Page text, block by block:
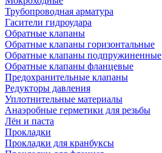
Трубопроводная арматура
Гасители гидроудара
Обратные клапаны
Обратные клапаны горизонтальные
Обратные клапаны подпружиненные
Обратные клапаны фланцевые
Предохранительные клапаны
Редукторы давления
Уплотнительные материалы
Анаэробные герметики для резьбы
Лён и паста
Прокладки
Прокладки для кранбуксы